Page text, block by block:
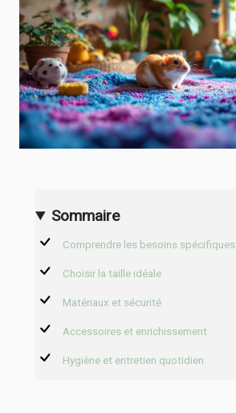
Sommaire
Comprendre les besoins spécifiques
Choisir la taille idéale
Matériaux et sécurité
Accessoires et enrichissement
Hygiène et entretien quotidien